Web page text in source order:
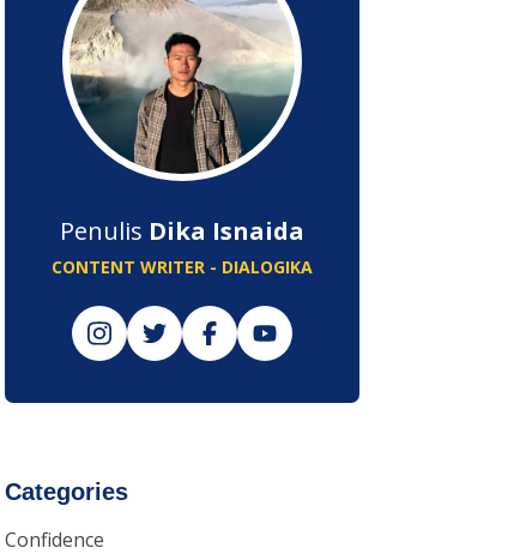
Penulis Dika Isnaida
CONTENT WRITER - DIALOGIKA
Categories
Confidence